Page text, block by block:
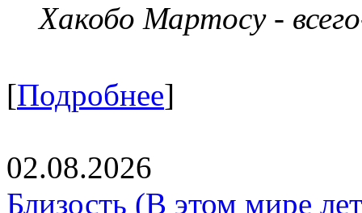
Хакобо Мартосу -
[Подробнее]
02.08.2026
Близость (В этом мире